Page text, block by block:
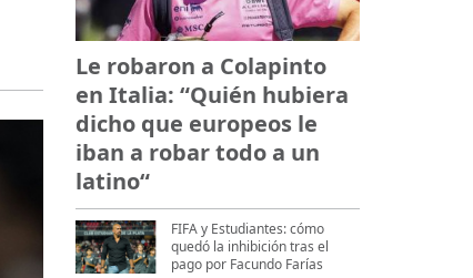
Le robaron a Colapinto
en Italia: “Quién hubiera
dicho que europeos le
iban a robar todo a un
latino“
FIFA y Estudiantes: cómo
quedó la inhibición tras el
pago por Facundo Farías